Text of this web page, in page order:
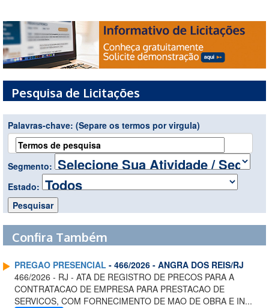
Pesquisa de Licitações
Palavras-chave: (Separe os termos por virgula)
Segmento:
Estado:
Confira Também
PREGAO PRESENCIAL - 466/2026 - ANGRA DOS REIS/RJ
466/2026 - RJ - ATA DE REGISTRO DE PRECOS PARA A
CONTRATACAO DE EMPRESA PARA PRESTACAO DE
SERVICOS, COM FORNECIMENTO DE MAO DE OBRA E IN...